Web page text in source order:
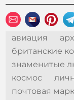
авиация
британские
знаменитые
космос
почтовая